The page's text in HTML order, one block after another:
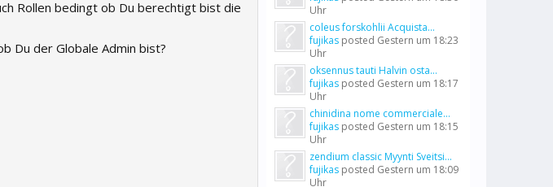
Rollen bedingt ob Du berechtigt bist die
Du der Globale Admin bist?
Uhr
coleus forskohlii Acquista...
fujikas posted Gestern um 18:23
Uhr
oksennus tauti Halvin osta...
fujikas posted Gestern um 18:17
Uhr
chinidina nome commerciale...
fujikas posted Gestern um 18:15
Uhr
zendium classic Myynti Sveitsi...
fujikas posted Gestern um 18:09
Uhr